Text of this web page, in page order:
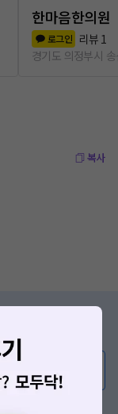
한마음한의원
로그인 리뷰 1
경기도 의정부시
복사